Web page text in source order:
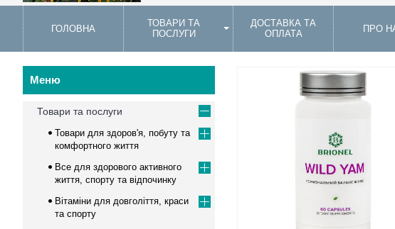
ГОЛОВНА
ТОВАРИ ТА
ПОСЛУГИ
ДОСТАВКА ТА
ОПЛАТА
ПРО
Товари та послуги
Товари для здоров'я, побуту та
комфортного життя
Все для здорового активного
життя, спорту та відпочинку
Вітаміни для довголіття, краси
та спорту